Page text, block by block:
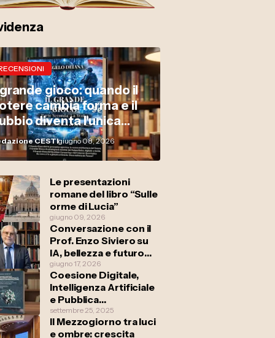
gioco: quando il
cambia forma e il
diventa l'unica
CESTIgiugno 08, 2026
Le presentazioni
romane del libro “Sulle
orme di Lucia”
giugno 09, 2026
Conversazione con il
Prof. Enzo Siviero su
IA, bellezza e futuro
del costruire
giugno 17, 2026
Coesione Digitale,
Intelligenza Artificiale
e Pubblica
Amministrazione
settembre 25, 2025
Il Mezzogiorno tra luci
e ombre: crescita